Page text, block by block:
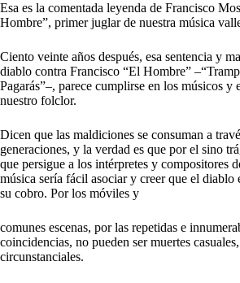
Esa es la comentada leyenda de Francisco
Hombre”, primer juglar de nuestra música
Ciento veinte años después, esa sentencia y
diablo contra Francisco “El Hombre”
Pagarás”–, parece cumplirse en los músicos y
nuestro folclor.
Dicen que las maldiciones se consuman a
generaciones, y la verdad es que por el sino
que persigue a los intérpretes y compositores
música sería fácil asociar y creer que el diablo
su cobro. Por los móviles y
comunes escenas, por las repetidas e
coincidencias, no pueden ser muertes
circunstanciales.